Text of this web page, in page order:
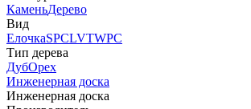
КаменьДерево
Вид
ЕлочкаSPCLVTWPC
Тип дерева
ДубОрех
Инженерная доска
Инженерная доска